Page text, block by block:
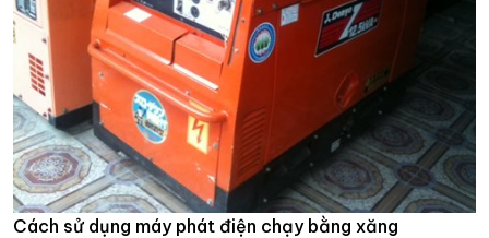
Cách sử dụng máy phát điện chạy bằng xăng